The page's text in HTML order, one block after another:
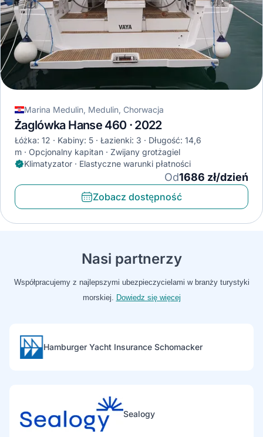
Marina Medulin, Medulin, Chorwacja
Żaglówka Hanse 460 · 2022
Łóżka: 12 Kabiny: 5 Łazienki: 3
Długość: 14,6
m
Opcjonalny kapitan
Zwijany grotżagiel
Klimatyzator · Elastyczne warunki płatności
Od1686 zł/dzień
Zobacz dostępność
Nasi partnerzy
Współpracujemy z najlepszymi ubezpieczycielami w branży turystyki
morskiej. Dowiedz się więcej
Hamburger Yacht Insurance Schomacker
Sealogy